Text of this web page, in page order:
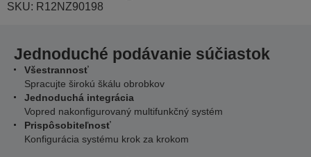
SKU: R12NZ90198
Jednoduché podávanie súčiastok
Všestrannosť
Spracujte širokú škálu obrobkov
Jednoduchá integrácia
Vopred nakonfigurovaný multifunkčný systém
Prispôsobiteľnosť
Konfigurácia systému krok za krokom